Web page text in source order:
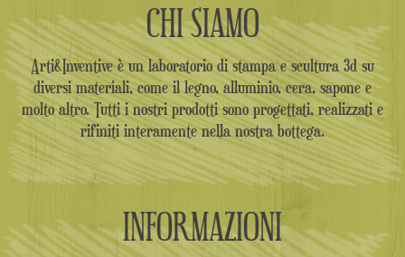
CHI SIAMO
Arti&Inventive è un laboratorio di stampa e scultura 3d su
diversi materiali, come il legno, alluminio, cera, sapone e
molto altro. Tutti i nostri prodotti sono progettati, realizzati e
rifiniti interamente nella nostra bottega.
INFORMAZIONI